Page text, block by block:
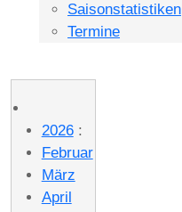
Saisonstatistiken
Termine
2026:
Februar
März
April